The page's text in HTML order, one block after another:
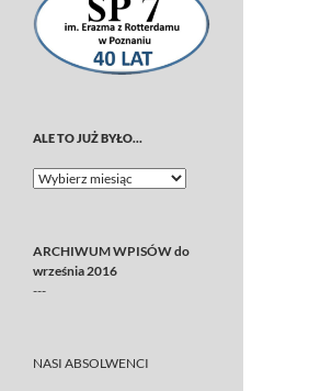
ALE TO JUŻ BYŁO…
Ale
ARCHIWUM WPISÓW do
września 2016
---
NASI ABSOLWENCI